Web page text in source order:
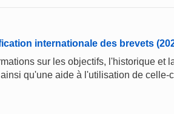
internationale des brevets
sur les objectifs, l'historique et
qu'une aide à l'utilisation de celle-